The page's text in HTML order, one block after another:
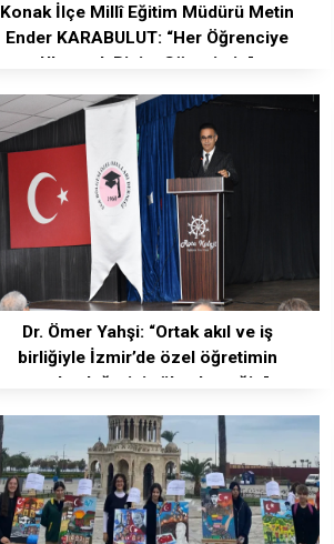
Konak İlçe Millî Eğitim Müdürü Metin
Ender KARABULUT: “Her Öğrenciye
Ulaşmak Bizim Görevimiz”
Dr. Ömer Yahşi: “Ortak akıl ve iş
birliğiyle İzmir’de özel öğretimin
marka değerini yükselteceğiz”